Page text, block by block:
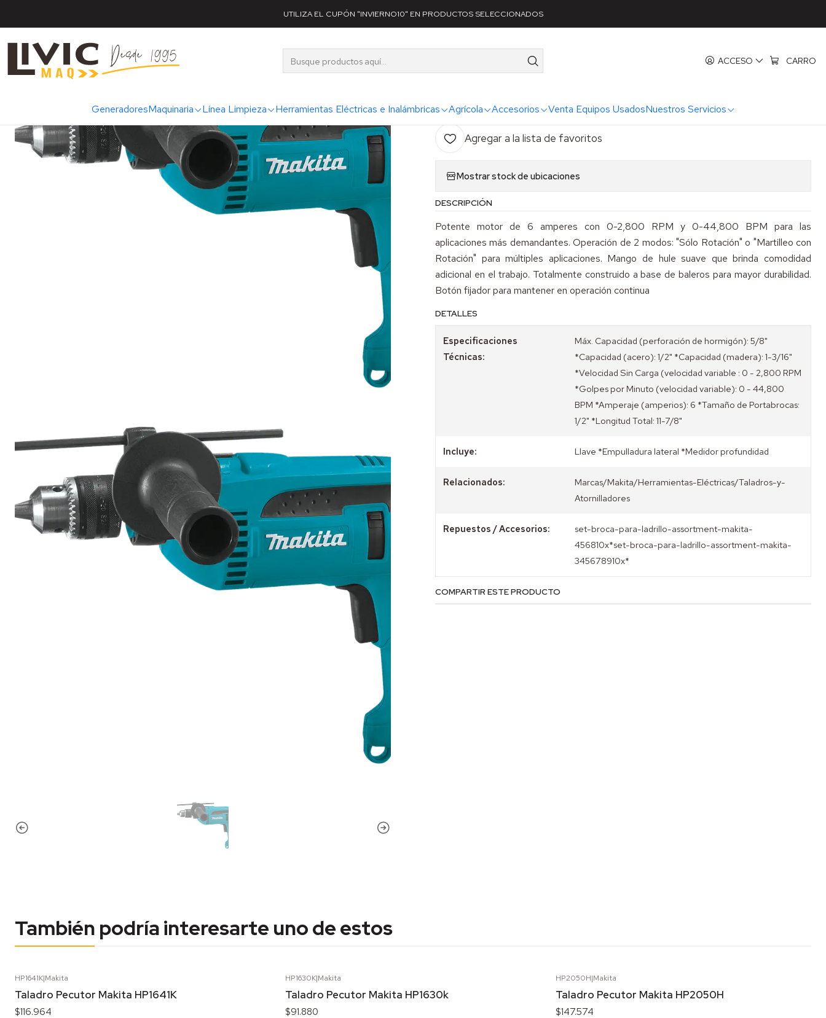
ACCESO CARRO
GeneradoresMaquinaria Línea Limpieza Herramientas Eléctricas e Inalámbricas Agrícola Accesorios Venta Equipos UsadosNuestros Servicios
UTILIZA EL CUPÓN "INVIERNO10" EN PRODUCTOS SELECCIONADOS
Herramientas Eléctricas e Inalámbricas Taladros Taladro Pecutor Makita HP1640K
Taladro Pecutor Makita HP1640K
Cantidad
Agregar a la lista de favoritos
Mostrar stock de ubicaciones
DESCRIPCIÓN
Potente motor de 6 amperes con 0-2,800 RPM y 0-44,800 BPM para las
aplicaciones más demandantes. Operación de 2 modos: "Sólo Rotación" o "Martilleo con
Rotación" para múltiples aplicaciones. Mango de hule suave que brinda comodidad
adicional en el trabajo. Totalmente construido a base de baleros para mayor durabilidad.
Botón fijador para mantener en operación continua
DETALLES
Especificaciones
Técnicas:
Máx. Capacidad (perforación de hormigón): 5/8"
*Capacidad (acero): 1/2" *Capacidad (madera): 1-3/16"
*Velocidad Sin Carga (velocidad variable : 0 - 2,800 RPM
*Golpes por Minuto (velocidad variable): 0 - 44,800
BPM *Amperaje (amperios): 6 *Tamaño de Portabrocas:
1/2" *Longitud Total: 11-7/8"
Incluye: Llave *Empulladura lateral *Medidor profundidad
Relacionados:
Marcas/Makita/Herramientas-Eléctricas/Taladros-y-
Atornilladores
Repuestos / Accesorios:
set-broca-para-ladrillo-assortment-makita-
456810x*set-broca-para-ladrillo-assortment-makita-
345678910x*
COMPARTIR ESTE PRODUCTO
También podría interesarte uno de estos
HP1641K|Makita
Taladro Pecutor Makita HP1641K
$116.964
HP1630K|Makita
Taladro Pecutor Makita HP1630k
$91.880
HP2050H|Makita
Taladro Pecutor Makita HP2050H
$147.574